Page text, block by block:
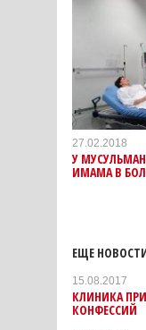
27.02.2018
У
ИМАМА В
ЕЩЕ
15.08.2017
КЛИНИКА
КОНФЕССИЙ